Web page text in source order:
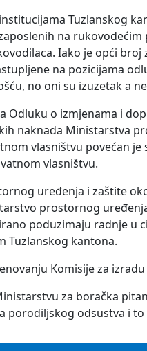
Tuzlanskog
na
Iako je opći
na pozicijama
no oni su izuzetak a
Odluku o izmjenama i
naknada Ministarstva
vlasništvu povećan
vlasništvu.
uređenja i zaštite
prostornog
poduzimaju radnje u
Tuzlanskog kantona.
Komisije za
za boračka
porodiljskog odsustva i